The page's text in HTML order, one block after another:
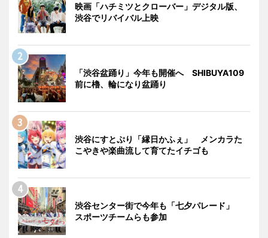
映画「ハチミツとクローバー」デジタル版、
渋谷でリバイバル上映
「渋谷盆踊り」今年も開催へ SHIBUYA109
前に櫓、輪になり盆踊り
渋谷にすとぷり「縁日かふぇ」 メンカラた
こやきや楽曲流して育てたイチゴも
渋谷センター街で今年も「七夕パレード」
スポーツチームらも参加